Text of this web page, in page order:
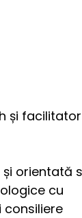
și
orientată
cu
consiliere